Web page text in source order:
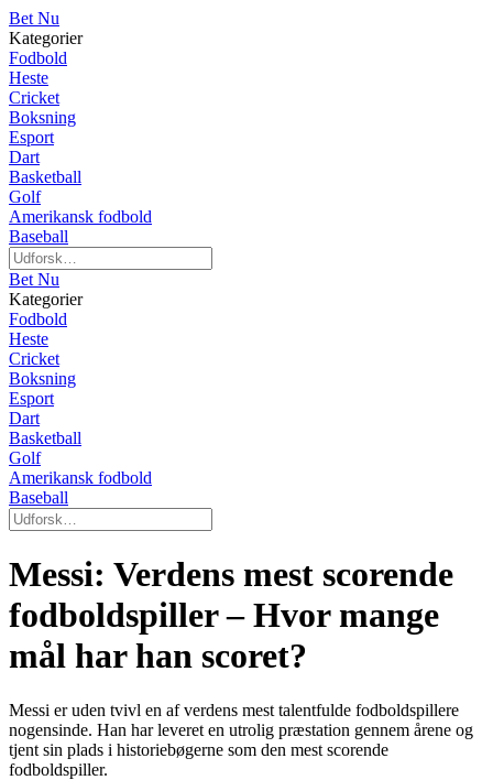
Bet Nu
Kategorier
Fodbold
Heste
Cricket
Boksning
Esport
Dart
Basketball
Golf
Amerikansk fodbold
Baseball
Bet Nu
Kategorier
Fodbold
Heste
Cricket
Boksning
Esport
Dart
Basketball
Golf
Amerikansk fodbold
Baseball
Messi: Verdens mest scorende
fodboldspiller – Hvor mange
mål har han scoret?
Messi er uden tvivl en af verdens mest talentfulde fodboldspillere
nogensinde. Han har leveret en utrolig præstation gennem årene og
tjent sin plads i historiebøgerne som den mest scorende
fodboldspiller.